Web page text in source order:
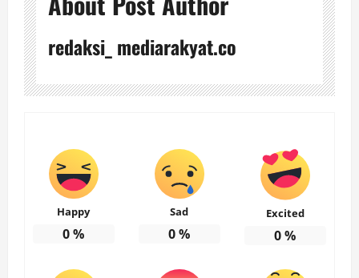
redaksi_ mediarakyat.co
Happy
0%
Sad
0%
Excited
0%